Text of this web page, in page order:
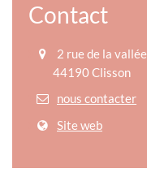
Contact
2 rue de la vallée
44190 Clisson
nous contacter
Site web